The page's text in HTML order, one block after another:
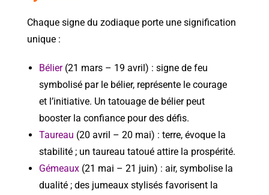
Chaque signe du zodiaque porte une signification
unique :
Bélier(21 mars – 19 avril) : signe de feu
symbolisé par le bélier, représente le courage
et l’initiative. Un tatouage de bélier peut
booster la confiance pour des défis.
Taureau (20 avril – 20 mai) : terre, évoque la
stabilité ; un taureau tatoué attire la prospérité.
Gémeaux (21 mai – 21 juin) : air, symbolise la
dualité ; des jumeaux stylisés favorisent la